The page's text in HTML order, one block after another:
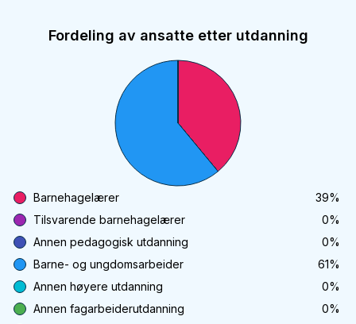
Fordeling av ansatte etter utdanning
Barnehagelærer 39%
Tilsvarende barnehagelærer
0%
Annen pedagogisk utdanning
0%
Barne- og ungdomsarbeider
61%
Annen høyere utdanning
0%
Annen fagarbeiderutdanning
0%